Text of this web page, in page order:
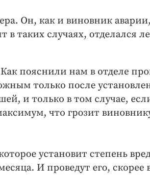
Он, как и виновник
в таких случаях, отделался
пояснили нам в отделе
только после
и только в том случае,
что грозит
установит степень
И проведут его, скорее